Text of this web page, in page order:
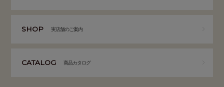
SHOP 実店舗のご案内
CATALOG 商品カタログ